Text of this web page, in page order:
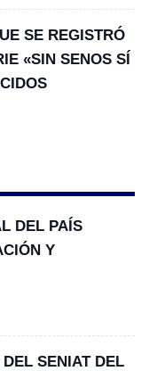
SE REGISTRÓ
«SIN SENOS SÍ
DEL PAÍS
Y
SENIAT DEL